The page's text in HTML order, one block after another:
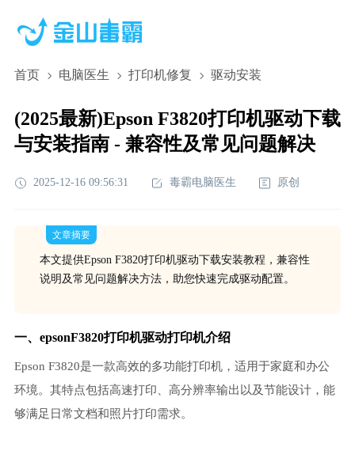
首页 电脑医生 打印机修复 驱动安装
(2025最新)Epson F3820打印机驱动下载
与安装指南 - 兼容性及常见问题解决
2025-12-16 09:56:31 毒霸电脑医生 原创
文章摘要
本文提供Epson F3820打印机驱动下载安装教程，兼容性
说明及常见问题解决方法，助您快速完成驱动配置。
一、epsonF3820打印机驱动打印机介绍
Epson F3820是一款高效的多功能打印机，适用于家庭和办公
环境。其特点包括高速打印、高分辨率输出以及节能设计，能
够满足日常文档和照片打印需求。